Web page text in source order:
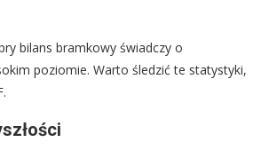
bilans bramkowy świadczy o
poziomie. Warto śledzić te statystyki,